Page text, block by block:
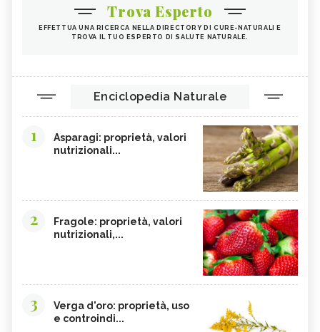
Trova Esperto
EFFETTUA UNA RICERCA NELLA DIRECTORY DI CURE-NATURALI E
TROVA IL TUO ESPERTO DI SALUTE NATURALE.
Enciclopedia Naturale
1
Asparagi: proprietà, valori
nutrizionali...
2
Fragole: proprietà, valori
nutrizionali,...
3
Verga d'oro: proprietà, uso
e controindi...